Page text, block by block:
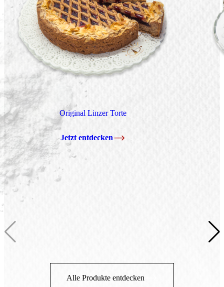
Original Linzer Torte
Jetzt entdecken
Alle Produkte entdecken